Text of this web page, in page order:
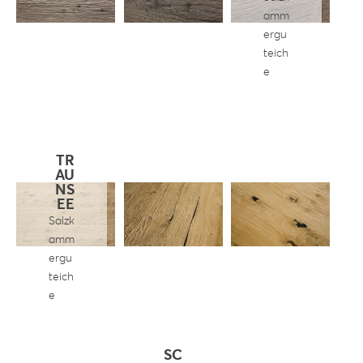
amm
ergu
teich
e
TR
AU
NS
EE
Salzk
amm
ergu
teich
e
SC